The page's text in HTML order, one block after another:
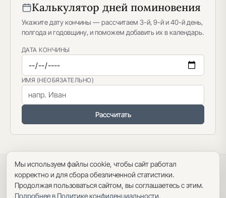
Калькулятор дней поминовения
Укажите дату кончины — рассчитаем 3-й, 9-й и 40-й день,
полгода и годовщину, и поможем добавить их в календарь.
ДАТА КОНЧИНЫ
ИМЯ (НЕОБЯЗАТЕЛЬНО)
Рассчитать
Политика конфиденциальности Пользовательское соглашение
Карта сайта
Мы используем файлы cookie, чтобы сайт работал
корректно и для сбора обезличенной статистики.
Продолжая пользоваться сайтом, вы соглашаетесь с этим.
Подробнее в Политике конфиденциальности.